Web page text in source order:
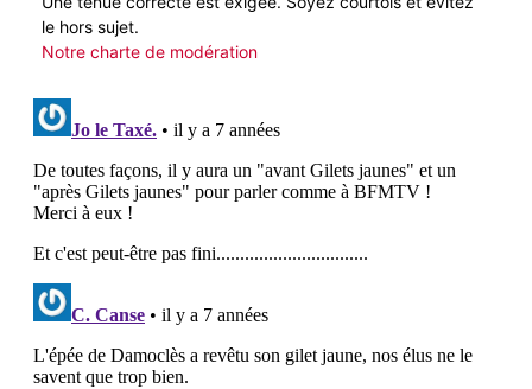
le hors sujet.
Notre charte de modération